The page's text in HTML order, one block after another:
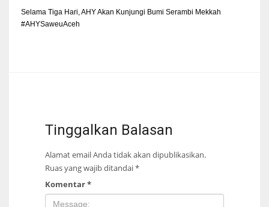
Selama Tiga Hari, AHY Akan Kunjungi Bumi Serambi Mekkah
#AHYSaweuAceh
Tinggalkan Balasan
Alamat email Anda tidak akan dipublikasikan.
Ruas yang wajib ditandai*
Komentar*